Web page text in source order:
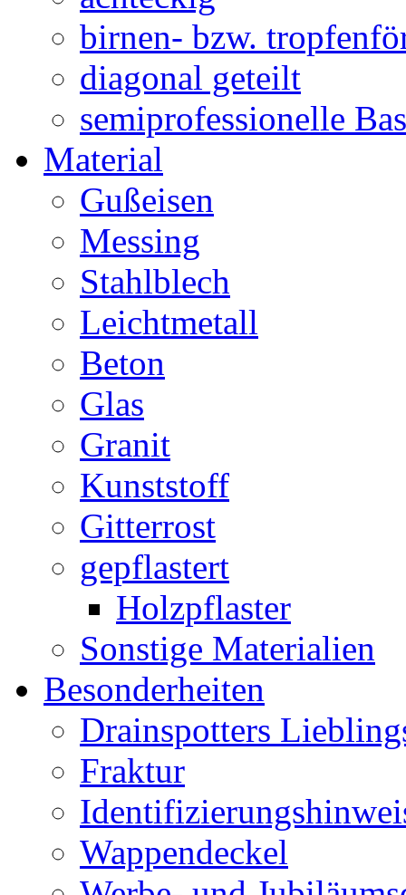
birnen- bzw.
diagonal geteilt
semiprofessionelle
Material
Gußeisen
Messing
Stahlblech
Leichtmetall
Beton
Glas
Granit
Kunststoff
Gitterrost
gepflastert
Holzpflaster
Sonstige Materialien
Besonderheiten
Drainspotters
Fraktur
Wappendeckel